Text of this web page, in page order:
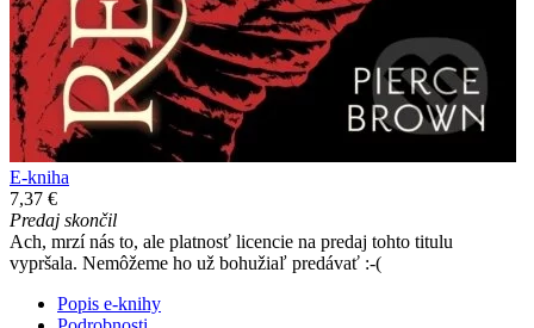
E-kniha
7,37 €
Predaj skončil
Ach, mrzí nás to, ale platnosť licencie na predaj tohto titulu
vypršala. Nemôžeme ho už bohužiaľ predávať :-(
Popis e-knihy